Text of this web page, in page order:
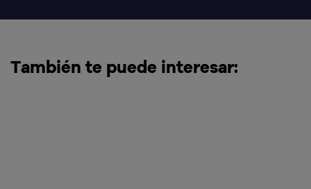
También te puede interesar: